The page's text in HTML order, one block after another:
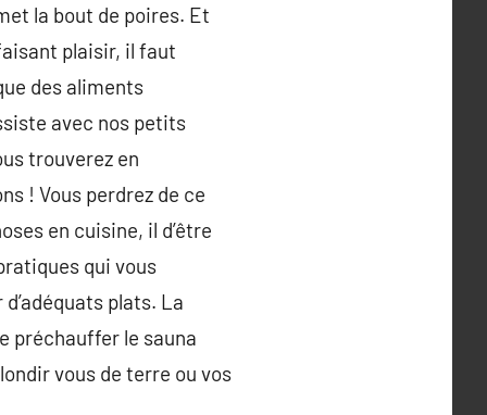
la bout de poires. Et
plaisir, il faut
des aliments
avec nos petits
trouverez en
! Vous perdrez de ce
en cuisine, il d’être
qui vous
plats. La
préchauffer le sauna
vous de terre ou vos